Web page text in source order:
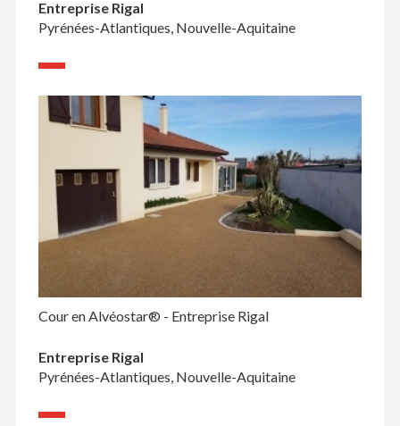
Entreprise Rigal
Pyrénées-Atlantiques, Nouvelle-Aquitaine
Cour en Alvéostar® - Entreprise Rigal
Entreprise Rigal
Pyrénées-Atlantiques, Nouvelle-Aquitaine